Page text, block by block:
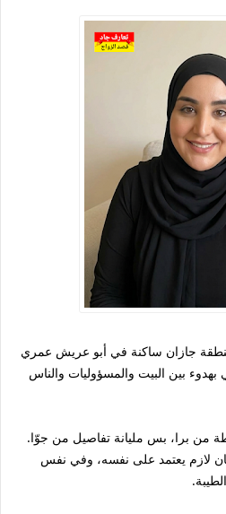
جازان ساكنة في أبو عريش عمري
بهدوء بين البيت والمسؤوليات والناس
من برا، بس مليانة تفاصيل من جوّا.
لازم يعتمد على نفسه، وفي نفس